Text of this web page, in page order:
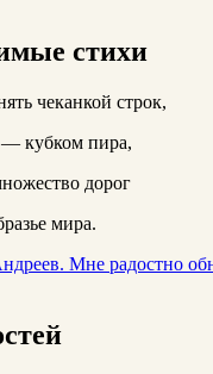
стихи
чеканкой строк,
кубком пира,
дорог
мира.
Мне радостно